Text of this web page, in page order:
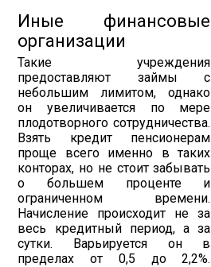
Иные финансовые
организации
Такие учреждения
предоставляют займы с
небольшим лимитом, однако
он увеличивается по мере
плодотворного сотрудничества.
Взять кредит пенсионерам
проще всего именно в таких
конторах, но не стоит забывать
о большем проценте и
ограниченном времени.
Начисление происходит не за
весь кредитный период, а за
сутки. Варьируется он в
пределах от 0,5 до 2,2%.